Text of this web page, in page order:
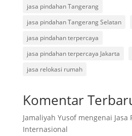
jasa pindahan Tangerang
jasa pindahan Tangerang Selatan
jasa pindahan terpercaya
jasa pindahan terpercaya Jakarta
jasa relokasi rumah
Komentar
Jamaliyah Yusofmengenai Jasa
Internasional